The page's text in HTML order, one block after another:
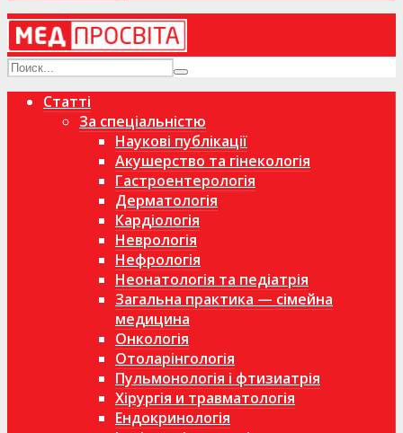
Статті
За спеціальністю
Наукові публікації
Акушерство та гінекологія
Гастроентерологія
Дерматологія
Кардіологія
Неврологія
Нефрологія
Неонатологія та педіатрія
Загальна практика — сімейна
медицина
Онкологія
Отоларінгологія
Пульмонологія і фтизиатрія
Хірургія и травматологія
Ендокринологія